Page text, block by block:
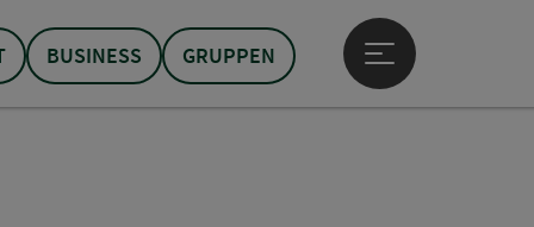
BUSINESS GRUPPEN
Hauptmenü öffnen